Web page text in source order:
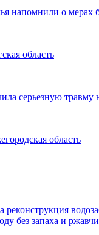
напомнили о мерах
область
серьезную травму
область
без запаха и